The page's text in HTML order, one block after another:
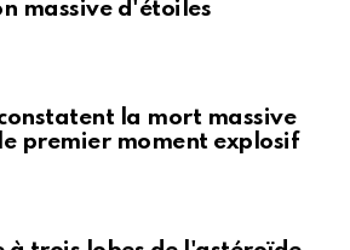
massive d'étoiles
la mort massive
premier moment explosif